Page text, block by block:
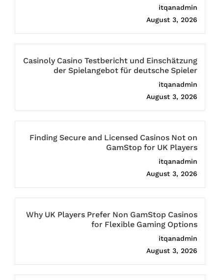
itqanadmin
August 3, 2026
Casinoly Casino Testbericht und Einschätzung
der Spielangebot für deutsche Spieler
itqanadmin
August 3, 2026
Finding Secure and Licensed Casinos Not on
GamStop for UK Players
itqanadmin
August 3, 2026
Why UK Players Prefer Non GamStop Casinos
for Flexible Gaming Options
itqanadmin
August 3, 2026